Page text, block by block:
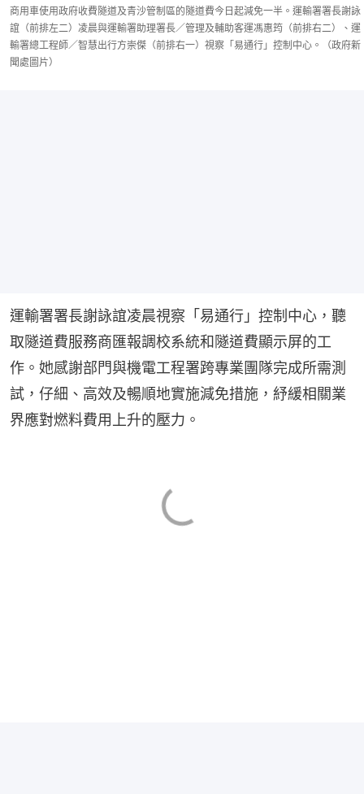
商用車使用政府收費隧道及青沙管制區的隧道費今日起減免一半。運輸署署長謝詠
誼（前排左二）凌晨與運輸署助理署長／管理及輔助客運馮惠筠（前排右二）、運
輸署總工程師／智慧出行方崇傑（前排右一）視察「易通行」控制中心。（政府新
聞處圖片）
運輸署署長謝詠誼凌晨視察「易通行」控制中心，聽
取隧道費服務商匯報調校系統和隧道費顯示屏的工
作。她感謝部門與機電工程署跨專業團隊完成所需測
試，仔細、高效及暢順地實施減免措施，紓緩相關業
界應對燃料費用上升的壓力。